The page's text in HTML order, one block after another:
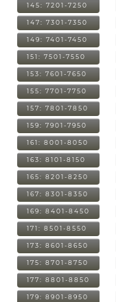
145: 7201-7250
147: 7301-7350
149: 7401-7450
151: 7501-7550
153: 7601-7650
155: 7701-7750
157: 7801-7850
159: 7901-7950
161: 8001-8050
163: 8101-8150
165: 8201-8250
167: 8301-8350
169: 8401-8450
171: 8501-8550
173: 8601-8650
175: 8701-8750
177: 8801-8850
179: 8901-8950